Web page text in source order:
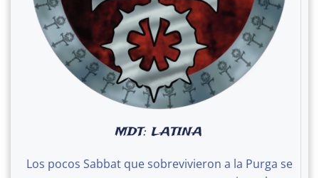
MDT: LATINA
Los pocos Sabbat que sobrevivieron a la Purga se